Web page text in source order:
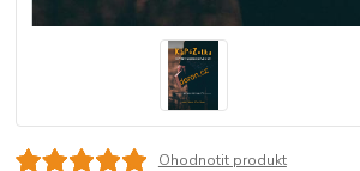
Ohodnotit produkt